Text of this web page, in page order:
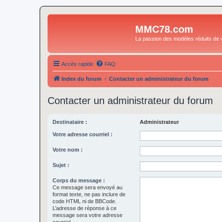
MMC78.com
La passion des modèles réduits de
Accès rapide FAQ
Index du forum Contacter un administrateur du forum
Contacter un administrateur du forum
Destinataire : Administrateur
Votre adresse courriel :
Votre nom :
Sujet :
Corps du message :
Ce message sera envoyé au
format texte, ne pas inclure de
code HTML ni de BBCode.
L’adresse de réponse à ce
message sera votre adresse